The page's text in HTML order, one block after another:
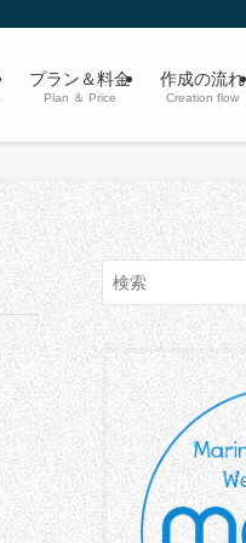
プラン＆料金
Plan ＆ Price
作成の流れ
Creation flow